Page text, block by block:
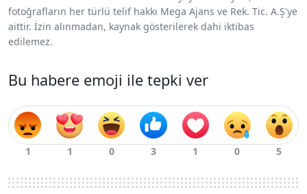
fotoğrafların her türlü telif hakkı Mega Ajans ve Rek. Tic. A.Ş'ye
aittir. İzin alınmadan, kaynak gösterilerek dahi iktibas
edilemez.
Bu habere emoji ile tepki ver